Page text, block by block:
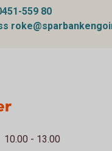
559 80
- 13.00